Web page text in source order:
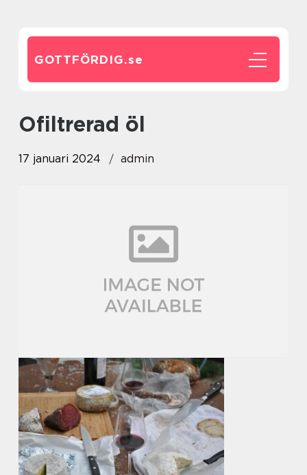
GOTTFÖRDIG.se
ofiltrerad öl
17 januari 2024 admin